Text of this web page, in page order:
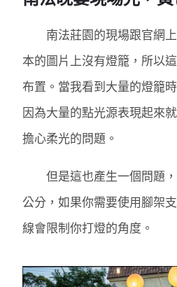
南法莊園的現場跟官網上
本的圖片上沒有燈籠，所以
布置。當我看到大量的燈籠
因為大量的點光源表現起來
擔心柔光的問題。
但是這也產生一個問題，
公分，如果你需要使用腳架
線會限制你打燈的角度。